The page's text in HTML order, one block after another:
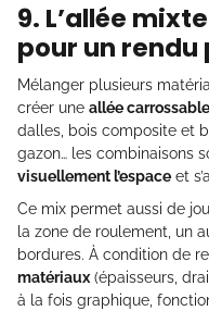
9. L’allée
pour un rendu
Mélanger plusieurs
créer une allée
dalles, bois composite et
gazon… les combinaisons
visuellement l’espace et
Ce mix permet aussi de
la zone de roulement, un
bordures. À condition de
matériaux (épaisseurs,
à la fois graphique,